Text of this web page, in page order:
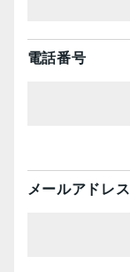
電話番号
メールアドレス